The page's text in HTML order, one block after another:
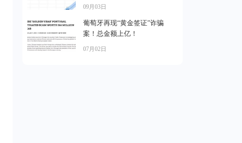
09月03日
葡萄牙再现“黄金签证”诈骗
案！总金额上亿！
07月02日